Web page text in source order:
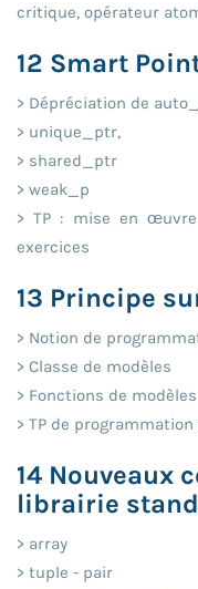
critique, opérateur
12 Smart
> Dépréciation de
> unique_ptr,
> shared_ptr
> weak_p
> TP : mise en
exercices
13 Principe
> Notion de
> Classe de modèles
> Fonctions de modèles
> TP de
14 Nouveaux
librairie
> array
> tuple - pair